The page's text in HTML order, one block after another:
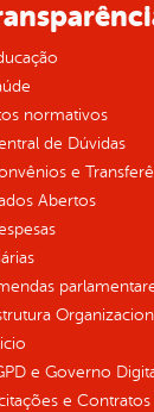
normativos
de Dúvidas
e
Abertos
e Governo
e Contratos